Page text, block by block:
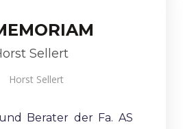
Sellert
Berater der Fa. AS